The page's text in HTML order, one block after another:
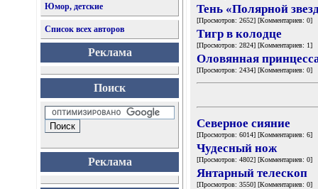
Юмор, детские
Список всех авторов
Реклама
Поиск
Реклама
Тень «Полярной
[Просмотров: 2652] [Комментариев: 0]
Тигр в колодце
[Просмотров: 2824] [Комментариев: 1]
Оловянная
[Просмотров: 2434] [Комментариев: 0]
Северное сияние
[Просмотров: 6014] [Комментариев: 6]
Чудесный нож
[Просмотров: 4802] [Комментариев: 0]
Янтарный телескоп
[Просмотров: 3550] [Комментариев: 0]